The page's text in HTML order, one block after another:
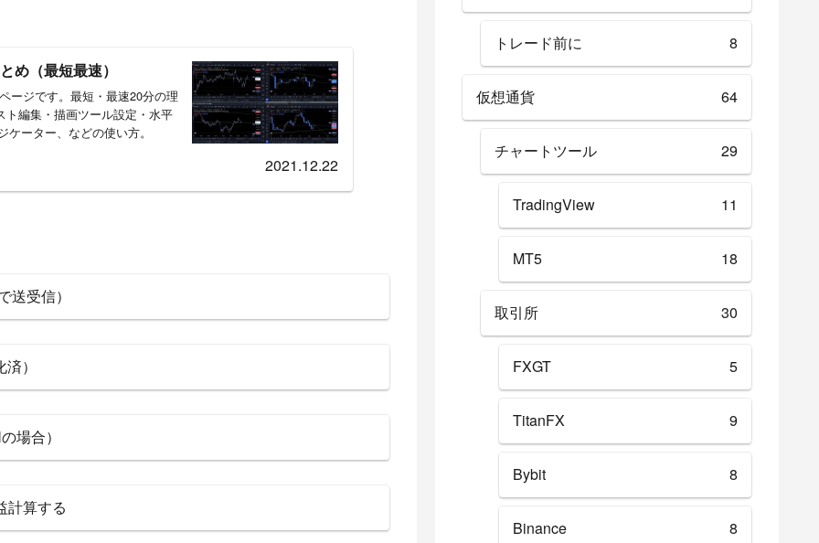
め（最短最速）
ージです。最短・最速20分の理
編集・描画ツール設定・水平
ーター、などの使い方。
2021.12.22
受信）
）
場合）
計算する
トレード前に 8
仮想通貨 64
チャートツール 29
TradingView 11
MT5 18
取引所 30
FXGT 5
TitanFX 9
Bybit 8
Binance 8